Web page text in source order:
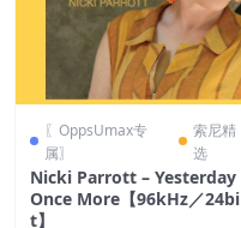
〖OppsUmax专
属〗
索尼精
选
Nicki Parrott – Yesterday
Once More【96kHz／24bi
t】